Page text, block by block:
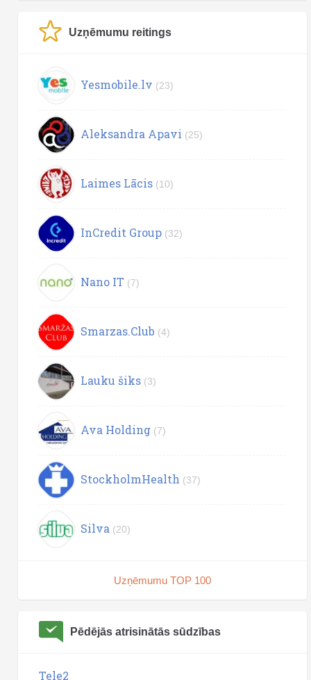
Uzņēmumu reitings
Yesmobile.lv (23)
Aleksandra Apavi (25)
Laimes Lācis (10)
InCredit Group (32)
Nano IT (7)
Smarzas.Club (4)
Lauku šiks (3)
Ava Holding (7)
StockholmHealth (37)
Silva (20)
Uzņēmumu TOP 100
Pēdējās atrisinātās sūdzības
Tele2